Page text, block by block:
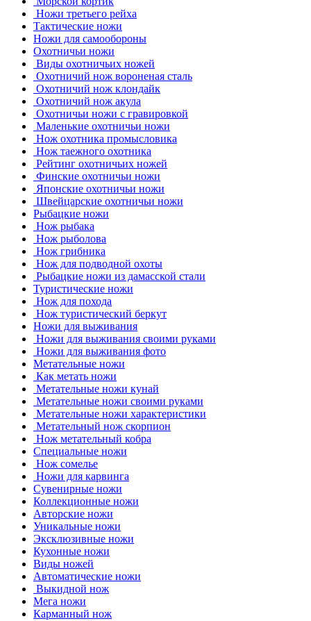
Ножи третьего рейха
Тактические ножи
Ножи для самообороны
Охотничьи ножи
Виды охотничьих ножей
Охотничий нож вороненая сталь
Охотничий нож клондайк
Охотничий нож акула
Охотничьи ножи с гравировкой
Маленькие охотничьи ножи
Нож охотника промысловика
Нож таежного охотника
Рейтинг охотничьих ножей
Финские охотничьи ножи
Японские охотничьи ножи
Швейцарские охотничьи ножи
Рыбацкие ножи
Нож рыбака
Нож рыболова
Нож грибника
Нож для подводной охоты
Рыбацкие ножи из дамасской стали
Туристические ножи
Нож для похода
Нож туристический беркут
Ножи для выживания
Ножи для выживания своими руками
Ножи для выживания фото
Метательные ножи
Как метать ножи
Метательные ножи кунай
Метательные ножи своими руками
Метательные ножи характеристики
Метательный нож скорпион
Нож метательный кобра
Специальные ножи
Нож сомелье
Ножи для карвинга
Сувенирные ножи
Коллекционные ножи
Авторские ножи
Уникальные ножи
Эксклюзивные ножи
Кухонные ножи
Виды ножей
Автоматические ножи
Выкидной нож
Мега ножи
Карманный нож